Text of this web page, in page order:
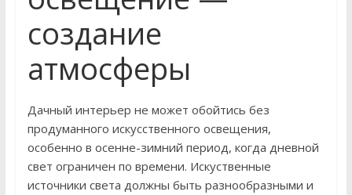
создание
атмосферы
Дачный интерьер не может обойтись без
продуманного искусственного освещения,
особенно в осенне-зимний период, когда дневной
свет ограничен по времени. Искуственные
источники света должны быть разнообразными и